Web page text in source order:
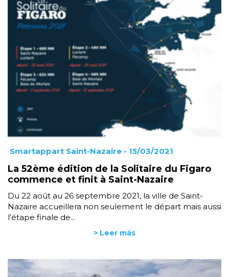
Smartappart Saint-Nazaire - 15/03/2021
La 52ème édition de la Solitaire du Figaro
commence et finit à Saint-Nazaire
Du 22 août au 26 septembre 2021, la ville de Saint-
Nazaire accueillera non seulement le départ mais aussi
l’étape finale de...
> Leer más